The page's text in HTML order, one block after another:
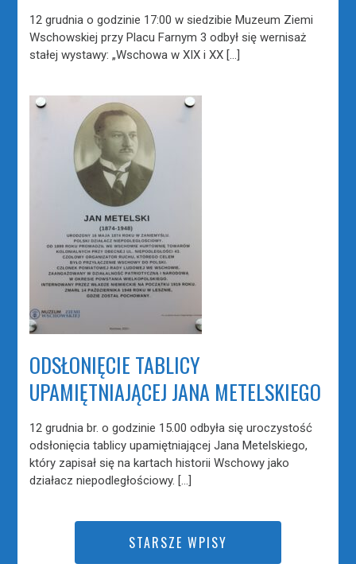
12 grudnia o godzinie 17:00 w siedzibie Muzeum Ziemi
Wschowskiej przy Placu Farnym 3 odbył się wernisaż
stałej wystawy: „Wschowa w XIX i XX […]
ODSŁONIĘCIE TABLICY
UPAMIĘTNIAJĄCEJ JANA METELSKIEGO
12 grudnia br. o godzinie 15.00 odbyła się uroczystość
odsłonięcia tablicy upamiętniającej Jana Metelskiego,
który zapisał się na kartach historii Wschowy jako
działacz niepodległościowy. […]
STARSZE WPISY